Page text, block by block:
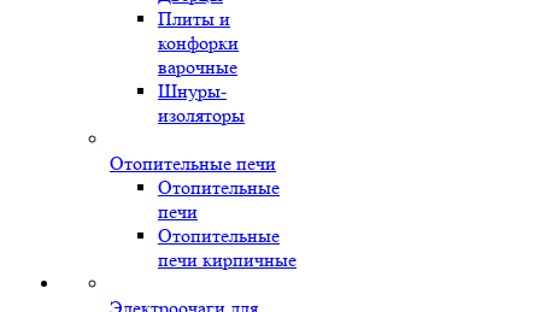
Плиты и
конфорки
варочные
Шнуры-
изоляторы
Отопительные печи
Отопительные
печи
Отопительные
печи кирпичные